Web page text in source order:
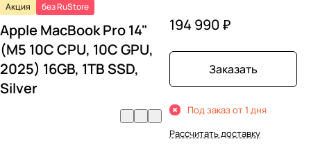
Акция без RuStore
Apple MacBook Pro 14"
(M5 10C CPU, 10C GPU,
2025) 16GB, 1TB SSD,
Silver
194 990 ₽
Заказать
Под заказ от 1 дня
Рассчитать доставку